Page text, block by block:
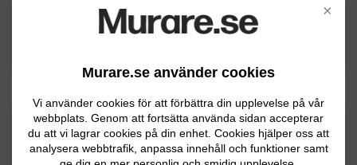
×
Murare.se använder cookies
Vi använder cookies för att förbättra din upplevelse på vår
webbplats. Genom att fortsätta använda sidan accepterar
du att vi lagrar cookies på din enhet. Cookies hjälper oss att
analysera webbtrafik, anpassa innehåll och funktioner samt
Kommuninformation